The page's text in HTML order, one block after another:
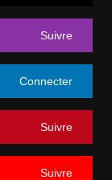
Suivre
Connecter
Suivre
Suivre